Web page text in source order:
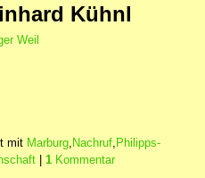
Kühnl
Weil
mit Marburg Nachruf Philipps-
| 1 Kommentar